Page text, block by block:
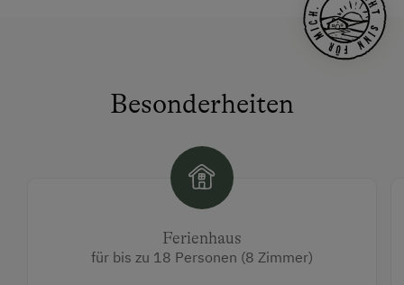
Besonderheiten
Ferienhaus
für bis zu 18 Personen (8 Zimmer)